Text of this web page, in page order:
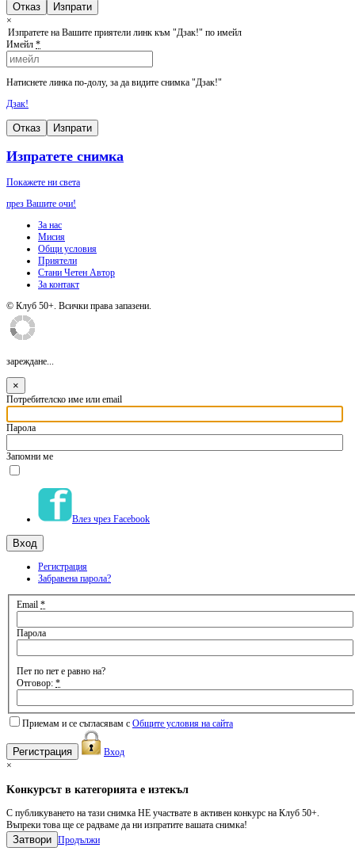
Отказ
×
Изпратете на Вашите приятели линк към "Дзак!" по имейл
Имейл *
Натиснете линка по-долу, за да видите снимка "Дзак!"
Дзак!
Отказ Изпрати
Изпратете снимка
Покажете ни света
през Вашите очи!
За нас
Мисия
Общи условия
Приятели
Стани Четен Автор
За контакт
© Клуб 50+. Всички права запазени.
зареждане...
×
Потребителско име или email
Парола
Запомни ме
Влез чрез Facebook
Регистрация
Забравена парола?
Email *
Парола
Пет по пет е равно на?
Отговор: *
Приемам и се съгласявам с Общите условия на сайта
Вход
×
Kонкурсът в категорията е изтекъл
С публикуването на тази снимка НЕ участвате в активен конкурс на Клуб 50+.
Въпреки това ще се радваме да ни изпратите вашата снимка!
Затвори Продължи